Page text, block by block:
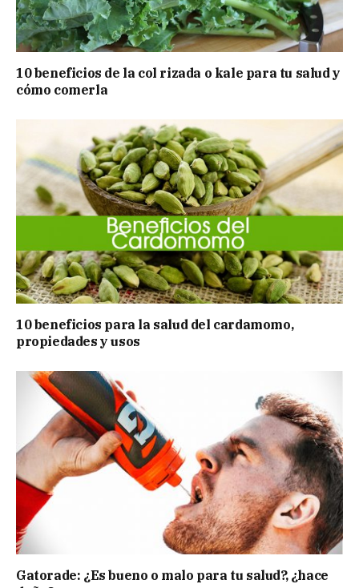
10 beneficios de la col rizada o kale para tu salud y
cómo comerla
10 beneficios para la salud del cardamomo,
propiedades y usos
Gatorade: ¿Es bueno o malo para tu salud?, ¿hace